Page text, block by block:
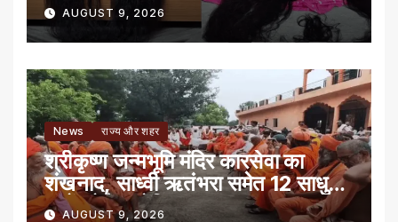
AUGUST 9, 2026
News राज्य और शहर
श्रीकृष्ण जन्मभूमि मंदिर कारसेवा का
शंखनाद, साध्वी ऋतंभरा समेत 12 साधु-
संतों को रेड नोटिस
AUGUST 9, 2026